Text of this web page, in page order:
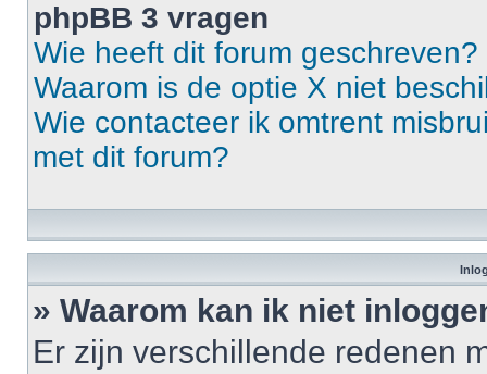
phpBB 3 vragen
Wie heeft dit forum geschreven?
Waarom is de optie X niet
Wie contacteer ik omtrent
met dit forum?
» Waarom kan ik niet
Er zijn verschillende redenen